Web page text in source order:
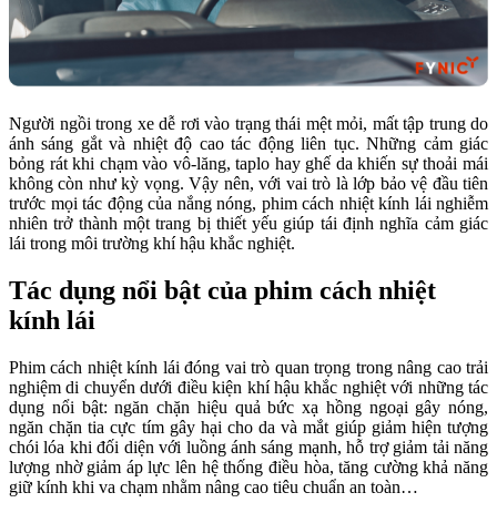
Người ngồi trong xe dễ rơi vào trạng thái mệt mỏi, mất tập trung do
ánh sáng gắt và nhiệt độ cao tác động liên tục. Những cảm giác
bỏng rát khi chạm vào vô-lăng, taplo hay ghế da khiến sự thoải mái
không còn như kỳ vọng. Vậy nên, với vai trò là lớp bảo vệ đầu tiên
trước mọi tác động của nắng nóng, phim cách nhiệt kính lái nghiễm
nhiên trở thành một trang bị thiết yếu giúp tái định nghĩa cảm giác
lái trong môi trường khí hậu khắc nghiệt.
Tác dụng nổi bật của phim cách nhiệt
kính lái
Phim cách nhiệt kính lái đóng vai trò quan trọng trong nâng cao trải
nghiệm di chuyển dưới điều kiện khí hậu khắc nghiệt với những tác
dụng nổi bật: ngăn chặn hiệu quả bức xạ hồng ngoại gây nóng,
ngăn chặn tia cực tím gây hại cho da và mắt giúp giảm hiện tượng
chói lóa khi đối diện với luồng ánh sáng mạnh, hỗ trợ giảm tải năng
lượng nhờ giảm áp lực lên hệ thống điều hòa, tăng cường khả năng
giữ kính khi va chạm nhằm nâng cao tiêu chuẩn an toàn…